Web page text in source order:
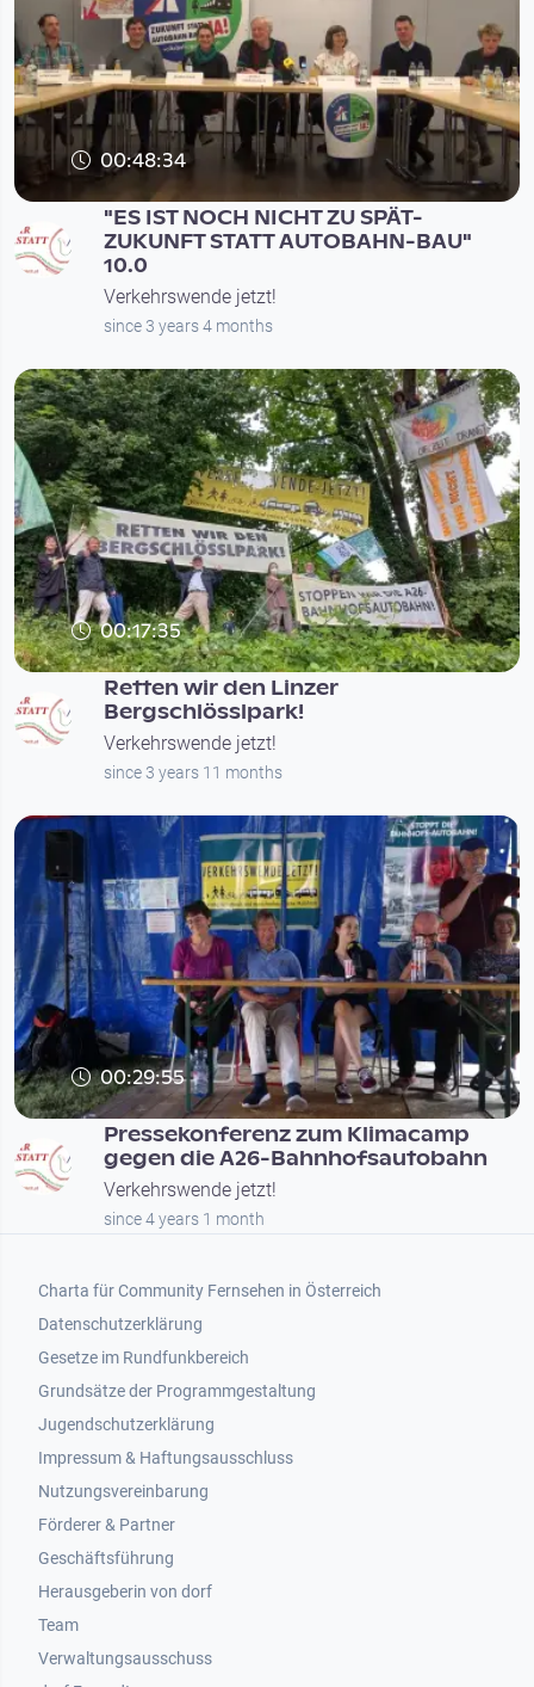
00:48:34
"ES IST NOCH NICHT ZU SPÄT-
ZUKUNFT STATT AUTOBAHN-BAU"
10.0
Verkehrswende jetzt!
since 3 years 4 months
00:17:35
Retten wir den Linzer
Bergschlösslpark!
Verkehrswende jetzt!
since 3 years 11 months
00:29:55
Pressekonferenz zum Klimacamp
gegen die A26-Bahnhofsautobahn
Verkehrswende jetzt!
since 4 years 1 month
Footer 1
Charta für Community Fernsehen in Österreich
Datenschutzerklärung
Gesetze im Rundfunkbereich
Grundsätze der Programmgestaltung
Jugendschutzerklärung
Impressum & Haftungsausschluss
Nutzungsvereinbarung
Footer 2
Förderer & Partner
Geschäftsführung
Herausgeberin von dorf
Team
Verwaltungsausschuss